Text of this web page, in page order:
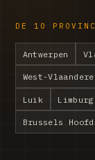
DE 10
Antwerpen
West-
Luik Limburg
Brussels